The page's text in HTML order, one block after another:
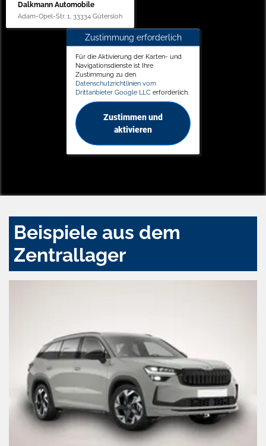
Dalkmann Automobile
Adam-Opel-Str. 1, 33334 Gütersloh
Zustimmung erforderlich
Für die Aktivierung der Karten- und
Navigationsdienste ist Ihre
Zustimmung zu den
Datenschutzrichtlinien vom
Drittanbieter Google LLC erforderlich.
Zustimmen und
aktivieren
Beispiele aus dem
Zentrallager